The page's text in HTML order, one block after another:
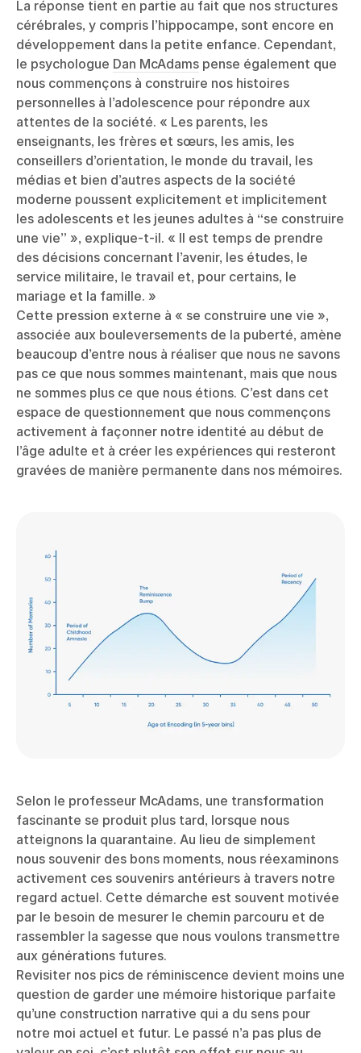
La réponse tient en partie au fait que nos structures
cérébrales, y compris l’hippocampe, sont encore en
développement dans la petite enfance. Cependant,
le psychologue Dan McAdams pense également que
nous commençons à construire nos histoires
personnelles à l’adolescence pour répondre aux
attentes de la société. « Les parents, les
enseignants, les frères et sœurs, les amis, les
conseillers d’orientation, le monde du travail, les
médias et bien d’autres aspects de la société
moderne poussent explicitement et implicitement
les adolescents et les jeunes adultes à “se construire
une vie” », explique-t-il. « Il est temps de prendre
des décisions concernant l’avenir, les études, le
service militaire, le travail et, pour certains, le
mariage et la famille. »
Cette pression externe à « se construire une vie »,
associée aux bouleversements de la puberté, amène
beaucoup d’entre nous à réaliser que nous ne savons
pas ce que nous sommes maintenant, mais que nous
ne sommes plus ce que nous étions. C’est dans cet
espace de questionnement que nous commençons
activement à façonner notre identité au début de
l’âge adulte et à créer les expériences qui resteront
gravées de manière permanente dans nos mémoires.
Selon le professeur McAdams, une transformation
fascinante se produit plus tard, lorsque nous
atteignons la quarantaine. Au lieu de simplement
nous souvenir des bons moments, nous réexaminons
activement ces souvenirs antérieurs à travers notre
regard actuel. Cette démarche est souvent motivée
par le besoin de mesurer le chemin parcouru et de
rassembler la sagesse que nous voulons transmettre
aux générations futures.
Revisiter nos pics de réminiscence devient moins une
question de garder une mémoire historique parfaite
qu’une construction narrative qui a du sens pour
notre moi actuel et futur. Le passé n’a pas plus de